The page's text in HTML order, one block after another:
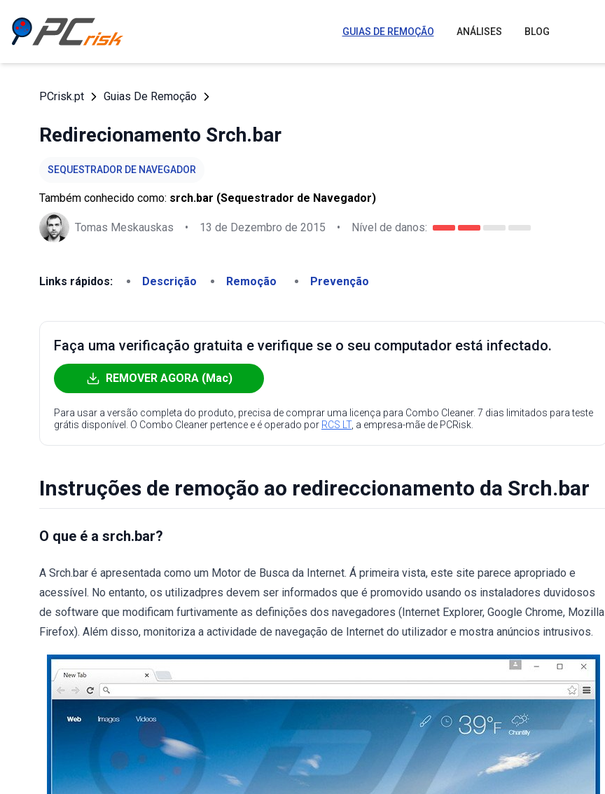
GUIAS DE REMOÇÃO ANÁLISES BLOG
PCrisk.pt Guias De Remoção
Redirecionamento Srch.bar
SEQUESTRADOR DE NAVEGADOR
Também conhecido como: srch.bar (Sequestrador de Navegador)
Tomas Meskauskas • 13 de Dezembro de 2015 • Nível de danos:
Links rápidos: Descrição Remoção Prevenção
Faça uma verificação gratuita e verifique se o seu computador está infectado.
REMOVER AGORA (Mac)
Para usar a versão completa do produto, precisa de comprar uma licença para Combo Cleaner. 7 dias limitados para teste
grátis disponível. O Combo Cleaner pertence e é operado por RCS LT, a empresa-mãe de PCRisk.
Instruções de remoção ao redireccionamento da Srch.bar
O que é a srch.bar?
A Srch.bar é apresentada como um Motor de Busca da Internet. Á primeira vista, este site parece apropriado e
acessível. No entanto, os utilizadpres devem ser informados que é promovido usando os instaladores duvidosos
de software que modificam furtivamente as definições dos navegadores (Internet Explorer, Google Chrome, Mozilla
Firefox). Além disso, monitoriza a actividade de navegação de Internet do utilizador e mostra anúncios intrusivos.